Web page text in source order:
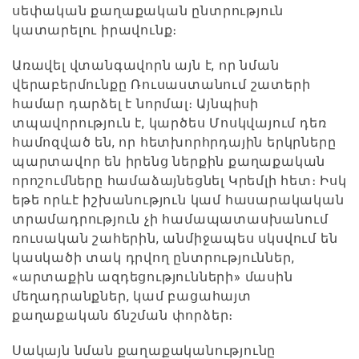
սեփական քաղաքական ընտրություն
կատարելու իրավունք։
Առավել վտանգավորն այն է, որ նման
վերաբերմունքը Ռուսաստանում շատերի
համար դարձել է նորմալ։ Այնպիսի
տպավորություն է, կարծես Մոսկվայում դեռ
համոզված են, որ հետխորհրդային երկրները
պարտավոր են իրենց ներքին քաղաքական
որոշումները համաձայնեցնել Կրեմլի հետ։ Իսկ
եթե որևէ իշխանություն կամ հասարակական
տրամադրություն չի համապատասխանում
ռուսական շահերին, անմիջապես սկսվում են
կասկածի տակ դրվող ընտրություններ,
«արտաքին ազդեցությունների» մասին
մեղադրանքներ, կամ բացահայտ
քաղաքական ճնշման փորձեր։
Սակայն նման քաղաքականությունը